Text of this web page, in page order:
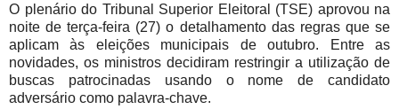
O plenário do Tribunal Superior Eleitoral (TSE) aprovou na
noite de terça-feira (27) o detalhamento das regras que se
aplicam às eleições municipais de outubro. Entre as
novidades, os ministros decidiram restringir a utilização de
buscas patrocinadas usando o nome de candidato
adversário como palavra-chave.